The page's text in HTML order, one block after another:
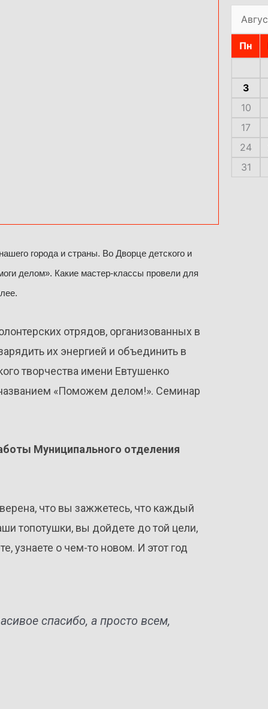
города и страны. Во Дворце детского и
делом». Какие мастер-классы провели для
отрядов, организованных в
их энергией и объединить в
творчества имени Евтушенко
«Поможем делом!». Семинар
Муниципального отделения
что вы зажжетесь, что каждый
топотушки, вы дойдете до той цели,
узнаете о чем-то новом. И этот год
спасибо, а просто всем,
Пн
3
10
17
24
31